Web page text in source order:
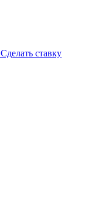
Сделать ставку